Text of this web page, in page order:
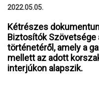
2022.05.05.
Kétrészes
Biztosítók Szövetsége
történetéről, amely a
mellett az adott
interjúkon alapszik.